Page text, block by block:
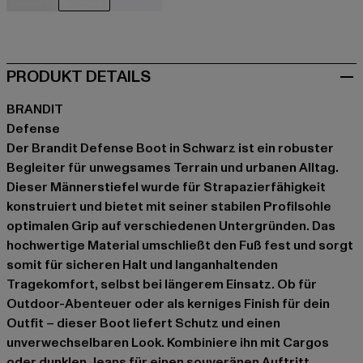
PRODUKT DETAILS
BRANDIT
Defense
Der Brandit Defense Boot in Schwarz ist ein robuster
Begleiter für unwegsames Terrain und urbanen Alltag.
Dieser Männerstiefel wurde für Strapazierfähigkeit
konstruiert und bietet mit seiner stabilen Profilsohle
optimalen Grip auf verschiedenen Untergründen. Das
hochwertige Material umschließt den Fuß fest und sorgt
somit für sicheren Halt und langanhaltenden
Tragekomfort, selbst bei längerem Einsatz. Ob für
Outdoor-Abenteuer oder als kerniges Finish für dein
Outfit – dieser Boot liefert Schutz und einen
unverwechselbaren Look. Kombiniere ihn mit Cargos